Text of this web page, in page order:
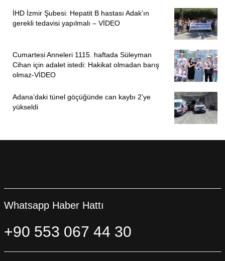
İHD İzmir Şubesi: Hepatit B hastası Adak’ın
gerekli tedavisi yapılmalı – VİDEO
Cumartesi Anneleri 1115. haftada Süleyman
Cihan için adalet istedi: Hakikat olmadan barış
olmaz-VİDEO
Adana’daki tünel göçüğünde can kaybı 2’ye
yükseldi
Whatsapp Haber Hattı
+90 553 067 44 30